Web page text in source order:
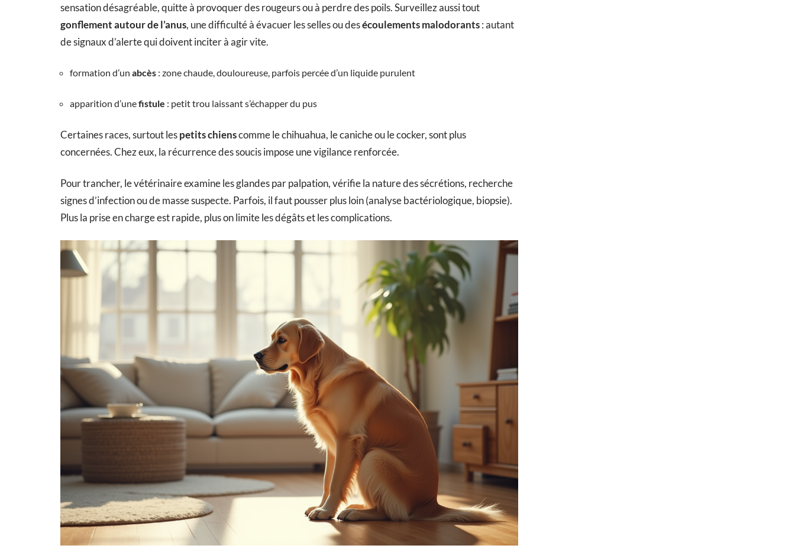
sensation désagréable, quitte à provoquer des rougeurs ou à perdre des poils. Surveillez aussi tout
gonflement autour de l’anus, une difficulté à évacuer les selles ou desécoulements malodorants: autant
de signaux d’alerte qui doivent inciter à agir vite.
formation d’un abcès : zone chaude, douloureuse, parfois percée d’un liquide purulent
apparition d’unefistule : petit trou laissant s’échapper du pus
Certaines races, surtout lespetits chienscomme le chihuahua, le caniche ou le cocker, sont plus
concernées. Chez eux, la récurrence des soucis impose une vigilance renforcée.
Pour trancher, le vétérinaire examine les glandes par palpation, vérifie la nature des sécrétions, recherche
signes d’infection ou de masse suspecte. Parfois, il faut pousser plus loin (analyse bactériologique, biopsie).
Plus la prise en charge est rapide, plus on limite les dégâts et les complications.